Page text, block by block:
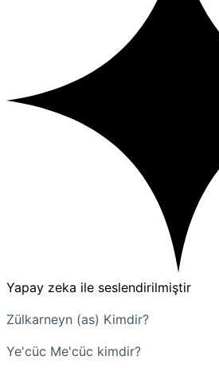
Yapay zeka ile seslendirilmiştir
Zülkarneyn (as) Kimdir?
Ye'cüc Me'cüc kimdir?